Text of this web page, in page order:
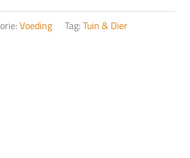
Voeding Tag:Tuin & Dier